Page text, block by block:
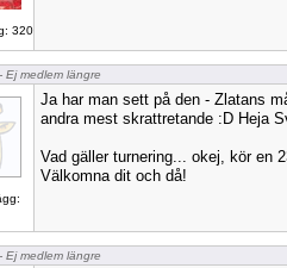
320
- Ej medlem längre
Ja har man sett på den - Zlatans
andra mest skrattretande :D Heja
Vad gäller turnering... okej, kör en
Välkomna dit och då!
- Ej medlem längre